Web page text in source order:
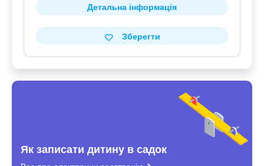
Детальна інформація
Зберегти
Як записати дитину в садок